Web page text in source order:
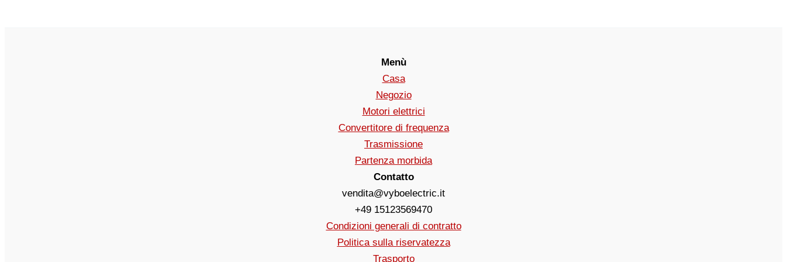
Menù
Casa
Negozio
Motori elettrici
Convertitore di frequenza
Trasmissione
Partenza morbida
Contatto
vendita@vyboelectric.it
+49 15123569470
Condizioni generali di contratto
Politica sulla riservatezza
Trasporto